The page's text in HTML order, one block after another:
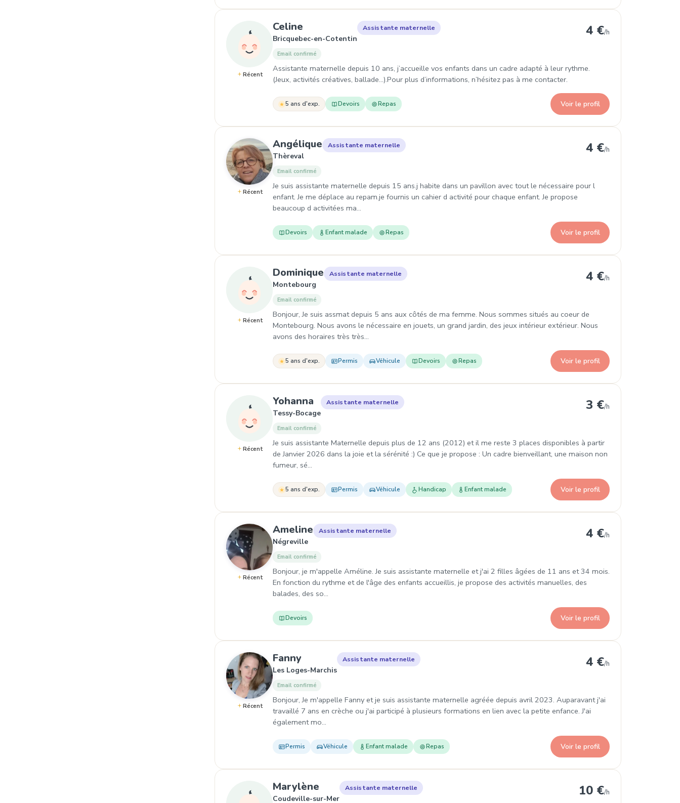
Récent
Celine , Assistante maternelle à Bricquebec-en-Cotentin
Bricquebec-en-Cotentin
Assistante maternelle 4 €/h
Email confirmé
Assistante maternelle depuis 10 ans, j’accueille vos enfants dans un cadre adapté à leur rythme.
(Jeux, activités créatives, ballade…).Pour plus d’informations, n’hésitez pas à me contacter.
5 ans d'exp. Devoirs Repas Voir le profil
Récent
Angélique, Assistante maternelle à Thèreval
Thèreval
Assistante maternelle 4 €/h
Email confirmé
Je suis assistante maternelle depuis 15 ans.j habite dans un pavillon avec tout le nécessaire pour l
enfant. Je me déplace au repam.je fournis un cahier d activité pour chaque enfant. Je propose
beaucoup d activitées ma…
Devoirs Enfant malade Repas Voir le profil
Récent
Dominique, Assistante maternelle à Montebourg
Montebourg
Assistante maternelle 4 €/h
Email confirmé
Bonjour, Je suis assmat depuis 5 ans aux côtés de ma femme. Nous sommes situés au coeur de
Montebourg. Nous avons le nécessaire en jouets, un grand jardin, des jeux intérieur extérieur. Nous
avons des horaires très très…
5 ans d'exp. Permis Véhicule Devoirs Repas Voir le profil
Récent
Yohanna , Assistante maternelle à Tessy-Bocage
Tessy-Bocage
Assistante maternelle 3 €/h
Email confirmé
Je suis assistante Maternelle depuis plus de 12 ans (2012) et il me reste 3 places disponibles à partir
de Janvier 2026 dans la joie et la sérénité :) Ce que je propose : Un cadre bienveillant, une maison non
fumeur, sé…
5 ans d'exp. Permis Véhicule Handicap Enfant malade Voir le profil
Récent
Ameline, Assistante maternelle à Négreville
Négreville
Assistante maternelle 4 €/h
Email confirmé
Bonjour, je m'appelle Améline. Je suis assistante maternelle et j'ai 2 filles âgées de 11 ans et 34 mois.
En fonction du rythme et de l'âge des enfants accueillis, je propose des activités manuelles, des
balades, des so…
Devoirs Voir le profil
Récent
Fanny, Assistante maternelle à Les Loges-Marchis
Les Loges-Marchis
Assistante maternelle 4 €/h
Email confirmé
Bonjour, Je m'appelle Fanny et je suis assistante maternelle agréée depuis avril 2023. Auparavant j'ai
travaillé 7 ans en crèche ou j'ai participé à plusieurs formations en lien avec la petite enfance. J'ai
également mo…
Permis Véhicule Enfant malade Repas Voir le profil
Marylène , Assistante maternelle à Coudeville-sur-Mer
Coudeville-sur-Mer
Assistante maternelle 10 €/h